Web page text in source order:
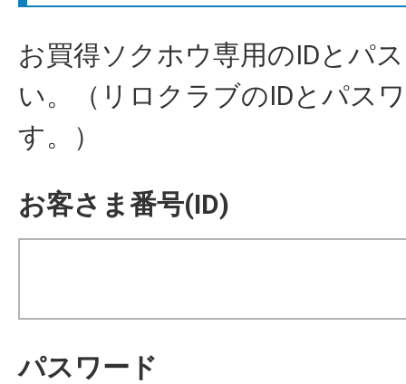
お買得ソクホウ専用のIDとパ
い。（リロクラブのIDとパス
す。）
お客さま番号(ID)
パスワード